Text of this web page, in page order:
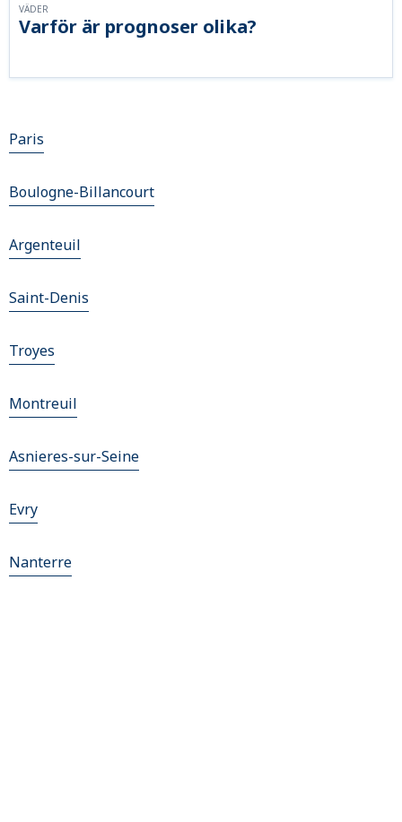
Varför är prognoser olika?
VÄDER
Paris
Boulogne-Billancourt
Argenteuil
Saint-Denis
Troyes
Montreuil
Asnieres-sur-Seine
Evry
Nanterre